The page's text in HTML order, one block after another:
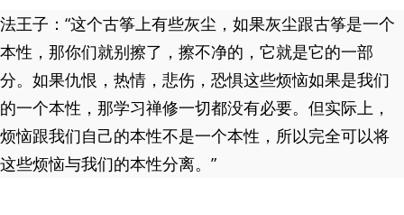
法王子：“这个古筝上有些灰尘，如果灰尘跟古筝是一个
本性，那你们就别擦了，擦不净的，它就是它的一部
分。如果仇恨，热情，悲伤，恐惧这些烦恼如果是我们
的一个本性，那学习禅修一切都没有必要。但实际上，
烦恼跟我们自己的本性不是一个本性，所以完全可以将
这些烦恼与我们的本性分离。”